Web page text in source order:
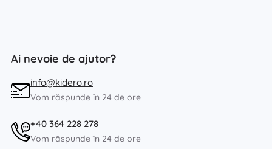
Ai nevoie de ajutor?
info@kidero.ro
Vom răspunde în 24 de ore
+40 364 228 278
Vom răspunde în 24 de ore